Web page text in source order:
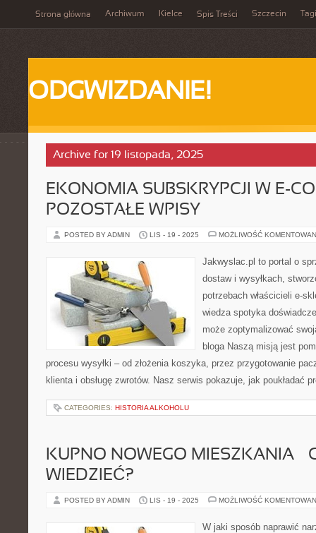
Strona główna Archiwum Kielce Spis Treści Szczecin Tagi
ODGWIZDANIE!
Archive for 19 listopada, 2025
EKONOMIA SUBSKRYPCJI W E-
POZOSTAŁE WPISY
POSTED BY ADMIN LIS - 19 - 2025 MOŻLIWOŚĆ
Jakwyslac.pl to portal o
dostaw i wysyłkach,
potrzebach właścicieli e-
wiedza spotyka
może zoptymalizować
bloga Naszą misją jest
procesu wysyłki – od złożenia koszyka, przez przygotowanie
klienta i obsługę zwrotów. Nasz serwis pokazuje, jak poukładać
CATEGORIES: HISTORIA ALKOHOLU
KUPNO NOWEGO MIESZKANIA –
WIEDZIEĆ?
POSTED BY ADMIN LIS - 19 - 2025 MOŻLIWOŚĆ
W jaki sposób naprawić